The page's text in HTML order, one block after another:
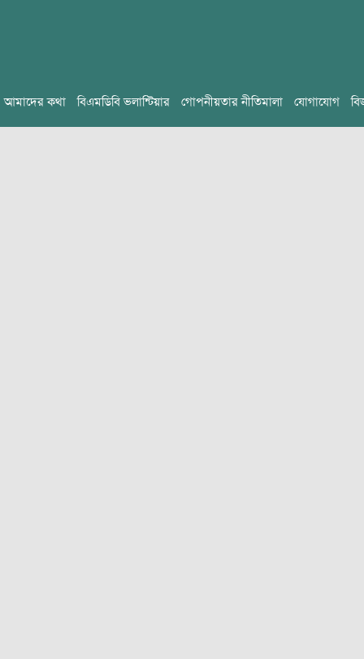
আমাদের কথা বিএমডিবি ভলান্টিয়ার গোপনীয়তার নীতিমালা যোগাযোগ